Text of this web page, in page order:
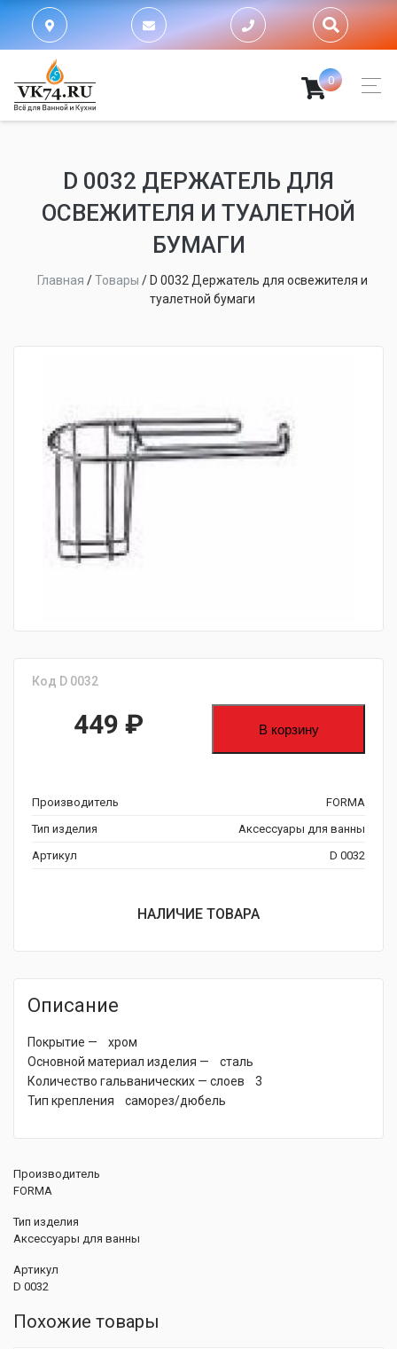
0
D 0032 ДЕРЖАТЕЛЬ ДЛЯ
ОСВЕЖИТЕЛЯ И ТУАЛЕТНОЙ
БУМАГИ
Главная /Товары / D 0032 Держатель для освежителя и
туалетной бумаги
Код D 0032
449 ₽ В корзину
Производитель
FORMA
Тип изделия
Аксессуары для ванны
Артикул
D 0032
НАЛИЧИЕ ТОВАРА
Описание
Покрытие — хром
Основной материал изделия — сталь
Количество гальванических — слоев 3
Тип крепления саморез/дюбель
Производитель
FORMA
Тип изделия
Аксессуары для ванны
Артикул
D 0032
Похожие товары